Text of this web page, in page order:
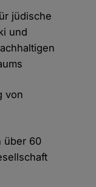
jüdische
und
von
über 60